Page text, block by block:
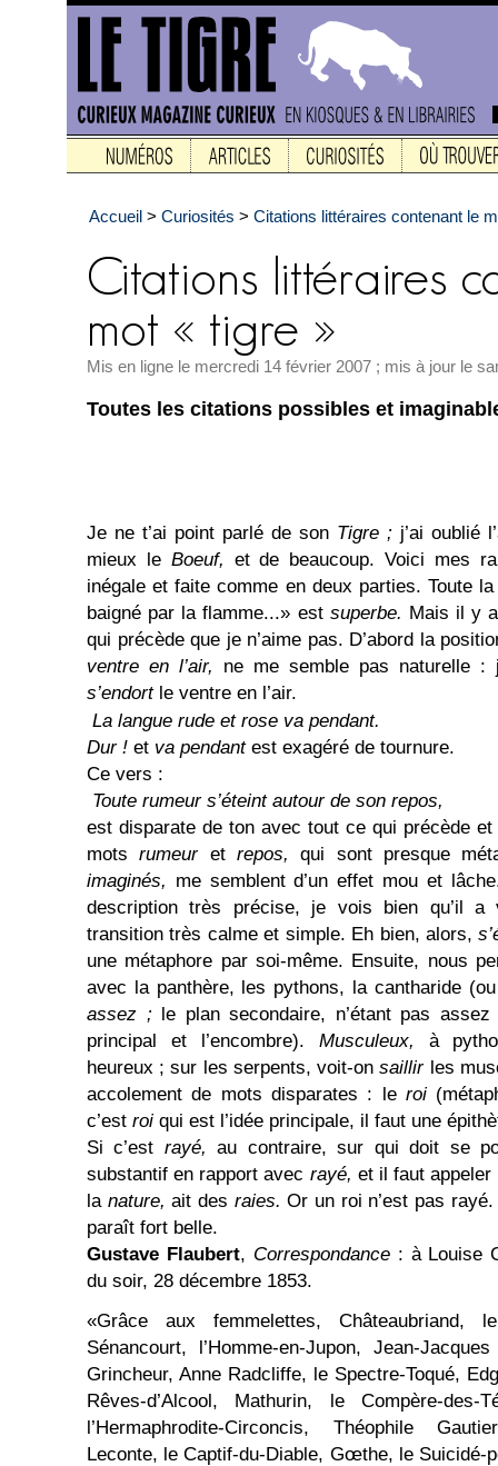
Accueil > Curiosités > Citations littéraires contenant le
Mis en ligne le mercredi 14 février 2007 ; mis à jour le
Toutes les citations possibles et
Je ne t’ai point parlé de son Tigre ; j’ai oublié
mieux le Boeuf, et de beaucoup. Voici mes
inégale et faite comme en deux parties. Toute
baigné par la flamme...» est superbe. Mais il y
qui précède que je n’aime pas. D’abord la
ventre en l’air, ne me semble pas naturelle :
s’endort le ventre en l’air.
La langue rude et rose va pendant.
Dur ! et va pendant est exagéré de tournure.
Ce vers :
Toute rumeur s’éteint autour de son repos,
est disparate de ton avec tout ce qui précède
motsrumeur et repos,qui sont presque
imaginés, me semblent d’un effet mou et
description très précise, je vois bien qu’il
transition très calme et simple. Eh bien, alors,
une métaphore par soi-même. Ensuite, nous
avec la panthère, les pythons, la cantharide
assez ; le plan secondaire, n’étant pas
principal et l’encombre). Musculeux, à
heureux ; sur les serpents, voit-onsaillir les
accolement de mots disparates : le roi
c’est roi qui est l’idée principale, il faut une
Si c’est rayé,au contraire, sur qui doit se
substantif en rapport avec rayé, et il faut appeler
la nature,ait des raies.Or un roi n’est pas
paraît fort belle.
Gustave Flaubert, Correspondance: à Louise
du soir, 28 décembre 1853.
«Grâce aux femmelettes, Châteaubriand,
Sénancourt, l’Homme-en-Jupon, Jean-
Grincheur, Anne Radcliffe, le Spectre-Toqué,
Rêves-d’Alcool, Mathurin, le Compère-des-
l’Hermaphrodite-Circoncis, Théophile
Leconte, le Captif-du-Diable, Gœthe, le Suicidé-